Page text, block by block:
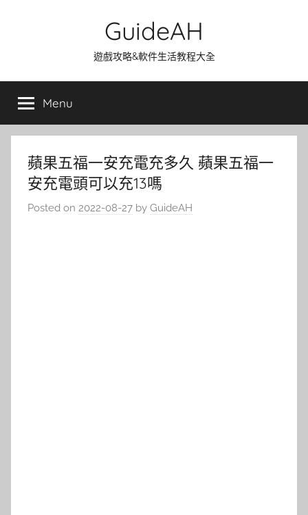
GuideAH
遊戲攻略&軟件生活教程大全
Menu
蘋果五福一安充電充多久 蘋果五福一
安充電頭可以充13嗎
Posted on 2022-08-27 by GuideAH